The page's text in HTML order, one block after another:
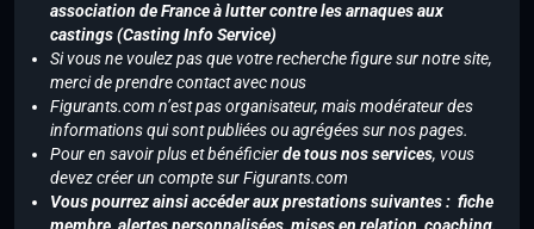
association de France à lutter contre les arnaques aux
castings (Casting Info Service)
Si vous ne voulez pas que votre recherche figure sur notre site,
merci de prendre contact avec nous
Figurants.com n’est pas organisateur, mais modérateur des
informations qui sont publiées ou agrégées sur nos pages.
Pour en savoir plus et bénéficierde tous nos services, vous
devez créer un compte sur Figurants.com
Vous pourrez ainsi accéder aux prestations suivantes : fiche